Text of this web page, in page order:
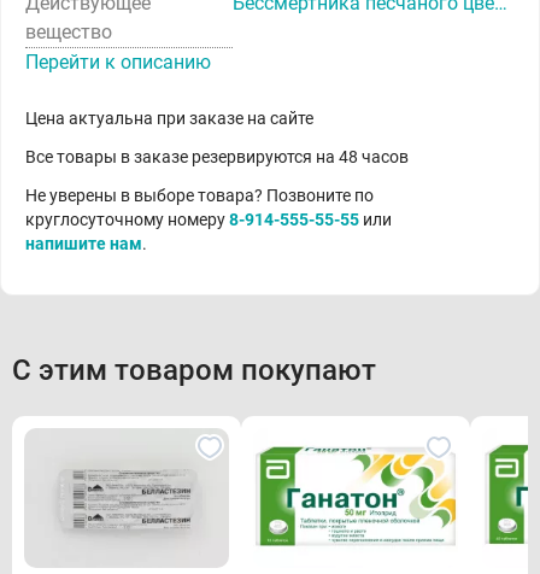
вещество
Перейти к описанию
Цена актуальна при заказе на сайте
Все товары в заказе резервируются на 48 часов
Не уверены в выборе товара? Позвоните по
круглосуточному номеру8-914-555-55-55 или
напишите нам.
С этим товаром покупают